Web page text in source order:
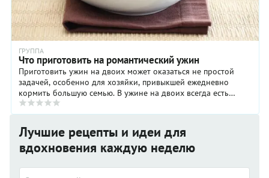
ГРУППА
Что приготовить на романтический ужин
Приготовить ужин на двоих может оказаться не простой
задачей, особенно для хозяйки, привыкшей ежедневно
кормить большую семью. В ужине на двоих всегда есть
элемент романтики, и в будни, и в праздники, ...
Лучшие рецепты и идеи для
вдохновения каждую неделю